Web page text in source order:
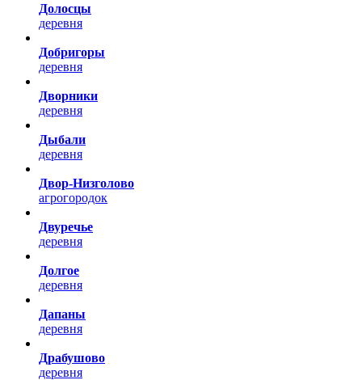
Долосцы
деревня
Добригоры
деревня
Дворники
деревня
Дыбали
деревня
Двор-Низголово
агрогородок
Двуречье
деревня
Долгое
деревня
Дапаны
деревня
Драбушово
деревня